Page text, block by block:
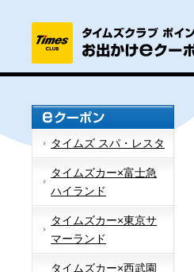
タイムズ スパ・レスタ
タイムズカー×富士急
ハイランド
タイムズカー×東京サ
マーランド
タイムズカー×西武園